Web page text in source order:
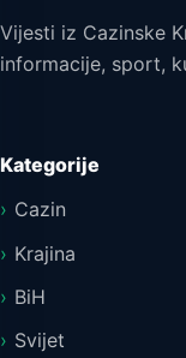
Vijesti iz Cazinske
informacije, sport,
Kategorije
Cazin
Krajina
BiH
Svijet